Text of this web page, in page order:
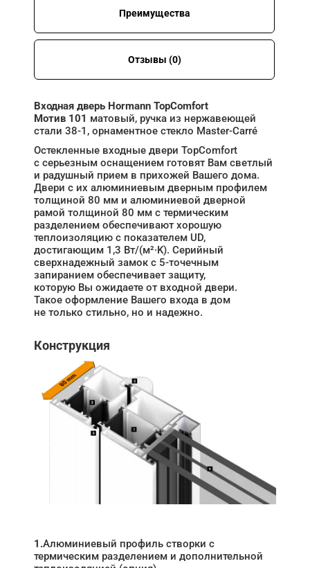
Преимущества
Отзывы (0)
Входная дверь Hormann TopComfort
Мотив 101 матовый, ручка из нержавеющей
стали 38-1, орнаментное стекло Master-Carré
Остекленные входные двери TopComfort
с серьезным оснащением готовят Вам светлый
и радушный прием в прихожей Вашего дома.
Двери с их алюминиевым дверным профилем
толщиной 80 мм и алюминиевой дверной
рамой толщиной 80 мм с термическим
разделением обеспечивают хорошую
теплоизоляцию с показателем UD,
достигающим 1,3 Вт/(м²·K). Серийный
сверхнадежный замок с 5-точечным
запиранием обеспечивает защиту,
которую Вы ожидаете от входной двери.
Такое оформление Вашего входа в дом
не только стильно, но и надежно.
Конструкция
1.Алюминиевый профиль створки с
термическим разделением и дополнительной